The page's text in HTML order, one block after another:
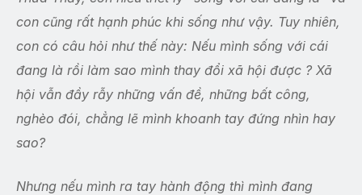
con cũng rất hạnh phúc khi sống như vậy. Tuy nhiên,
con có câu hỏi như thế này: Nếu mình sống với cái
đang là rồi làm sao mình thay đổi xã hội được ? Xã
hội vẫn đầy rẫy những vấn đề, những bất công,
nghèo đói, chẳng lẽ mình khoanh tay đứng nhìn hay
sao?
Nhưng nếu mình ra tay hành động thì mình đang